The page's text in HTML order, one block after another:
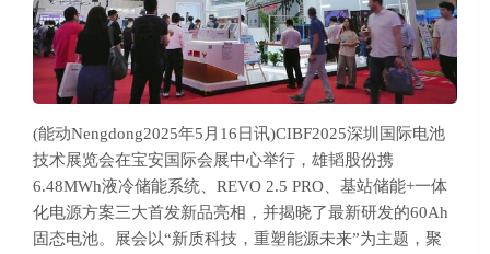
(能动Nengdong2025年5月16日讯)CIBF2025深圳国际电池
技术展览会在宝安国际会展中心举行，雄韬股份携
6.48MWh液冷储能系统、REVO 2.5 PRO、基站储能+一体
化电源方案三大首发新品亮相，并揭晓了最新研发的60Ah
固态电池。展会以“新质科技，重塑能源未来”为主题，聚